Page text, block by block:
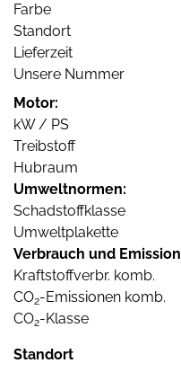
Farbe
Standort
Lieferzeit
Unsere Nummer
Motor:
kW / PS
Treibstoff
Hubraum
Umweltnormen:
Schadstoffklasse
Umweltplakette
Verbrauch und
Kraftstoffverbr. komb.
CO2-Emissionen komb.
CO2-Klasse
Standort